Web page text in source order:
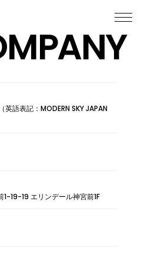
英語表記：MODERN SKY JAPAN
19-19 エリンデール神宮前1F